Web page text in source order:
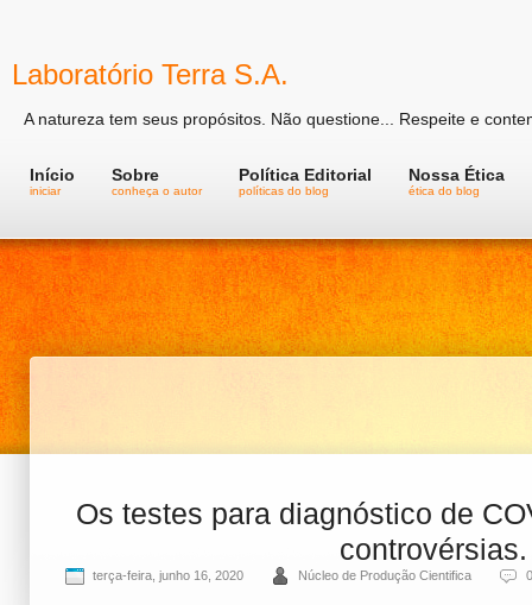
Laboratório Terra S.A.
A natureza tem seus propósitos. Não questione... Respeite e
Início
iniciar
Sobre
conheça o autor
Política Editorial
políticas do blog
Nossa Ética
ética do blog
Os testes para diagnóstico de
controvérsias.
terça-feira, junho 16, 2020 Núcleo de Produção Cientifica